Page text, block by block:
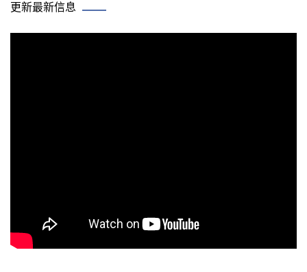
更新最新信息